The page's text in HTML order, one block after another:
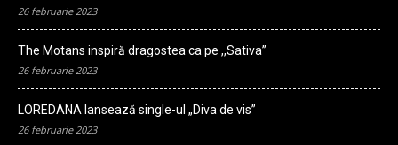
26 februarie 2023
The Motans inspiră dragostea ca pe ,,Sativa”
26 februarie 2023
LOREDANA lansează single-ul „Diva de vis”
26 februarie 2023